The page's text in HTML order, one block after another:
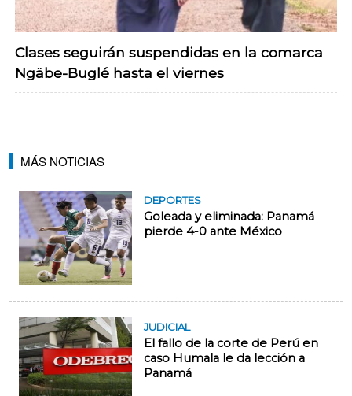
Clases seguirán suspendidas en la comarca
Ngäbe-Buglé hasta el viernes
MÁS NOTICIAS
DEPORTES
Goleada y eliminada: Panamá
pierde 4-0 ante México
JUDICIAL
El fallo de la corte de Perú en
caso Humala le da lección a
Panamá